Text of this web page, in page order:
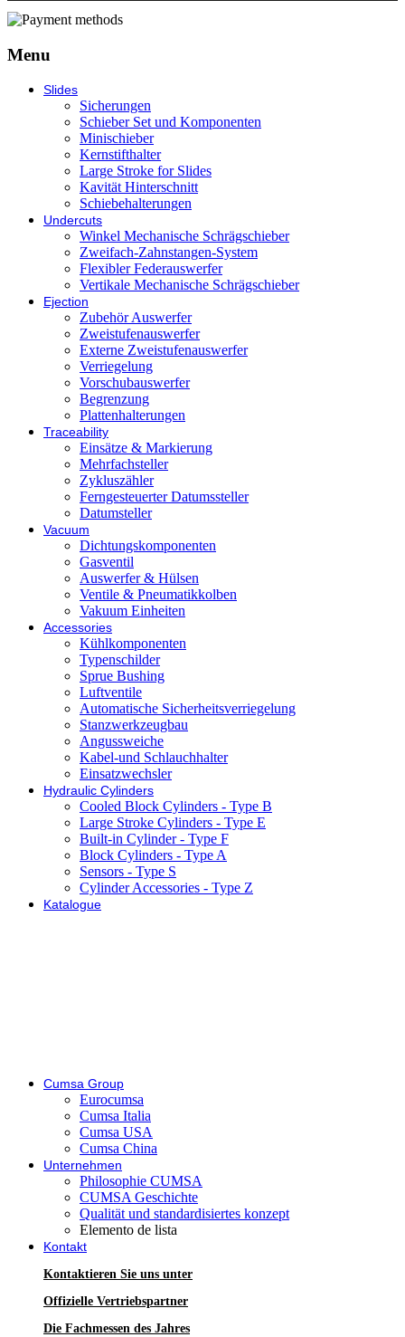
Menu
Slides
Sicherungen
Schieber Set und Komponenten
Minischieber
Kernstifthalter
Large Stroke for Slides
Kavität Hinterschnitt
Schiebehalterungen
Undercuts
Winkel Mechanische Schrägschieber
Zweifach-Zahnstangen-System
Flexibler Federauswerfer
Vertikale Mechanische Schrägschieber
Ejection
Zubehör Auswerfer
Zweistufenauswerfer
Externe Zweistufenauswerfer
Verriegelung
Vorschubauswerfer
Begrenzung
Plattenhalterungen
Traceability
Einsätze & Markierung
Mehrfachsteller
Zykluszähler
Ferngesteuerter Datumssteller
Datumsteller
Vacuum
Dichtungskomponenten
Gasventil
Auswerfer & Hülsen
Ventile & Pneumatikkolben
Vakuum Einheiten
Accessories
Kühlkomponenten
Typenschilder
Sprue Bushing
Luftventile
Automatische Sicherheitsverriegelung
Stanzwerkzeugbau
Angussweiche
Kabel-und Schlauchhalter
Einsatzwechsler
Hydraulic Cylinders
Cooled Block Cylinders - Type B
Large Stroke Cylinders - Type E
Built-in Cylinder - Type F
Block Cylinders - Type A
Sensors - Type S
Cylinder Accessories - Type Z
Katalogue
Cumsa Group
Eurocumsa
Cumsa Italia
Cumsa USA
Cumsa China
Unternehmen
Philosophie CUMSA
CUMSA Geschichte
Qualität und standardisiertes konzept
Elemento de lista
Kontakt
Kontaktieren Sie uns unter
Offizielle Vertriebspartner
Die Fachmessen des Jahres